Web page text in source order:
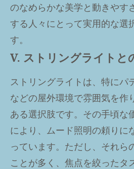
のなめらかな美学と動きやす
する人々にとって実用的な選
す。
V. ストリングライトと
ストリングライトは、特にパ
などの屋外環境で雰囲気を作
ある選択肢です。その手頃な
により、ムード照明の頼りに
っています。ただし、それら
ことが多く、焦点を絞ったタ